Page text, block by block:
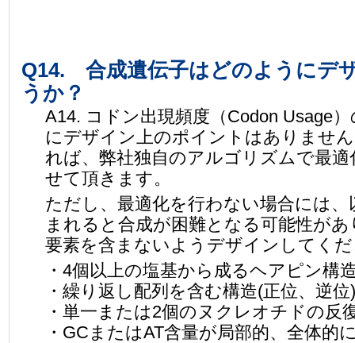
Q14. 合成遺伝子はどのようにデ
うか？
A14. コドン出現頻度（Codon Usage
にデザイン上のポイントはありませ
れば、弊社独自のアルゴリズムで最
せて頂きます。
ただし、最適化を行わない場合には
まれると合成が困難となる可能性が
要素を含まないようデザインしてく
・4個以上の塩基から成るヘアピン構
・繰り返し配列を含む構造(正位、逆位)
・単一または2個のヌクレオチドの反
・GCまたはAT含量が局部的、全体的